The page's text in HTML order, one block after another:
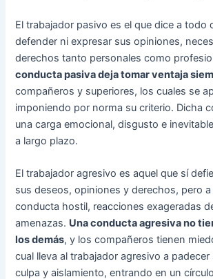
El trabajador pasivo es el que dice a todo
defender ni expresar sus opiniones,
derechos tanto personales como
conducta pasiva deja tomar ventaja
compañeros y superiores, los cuales se
imponiendo por norma su criterio. Dicha
una carga emocional, disgusto e
a largo plazo.
El trabajador agresivo es aquel que sí
sus deseos, opiniones y derechos, pero
conducta hostil, reacciones exageradas
amenazas. Una conducta agresiva no
los demás, y los compañeros tienen
cual lleva al trabajador agresivo a
culpa y aislamiento, entrando en un